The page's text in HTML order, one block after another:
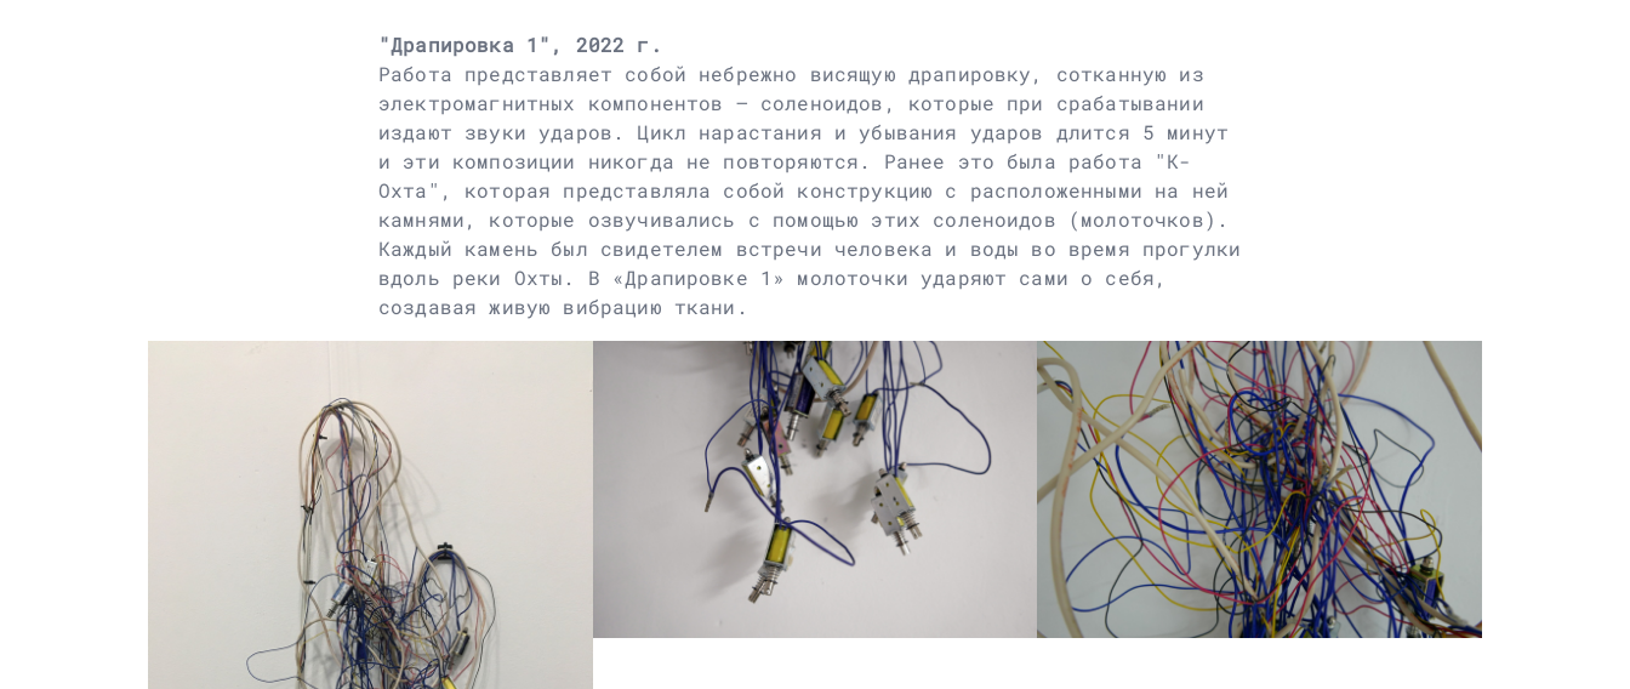
"Драпировка 1", 2022 г.
Работа представляет собой небрежно висящую драпировку, сотканную из
электромагнитных компонентов – соленоидов, которые при срабатывании
издают звуки ударов. Цикл нарастания и убывания ударов длится 5 минут
и эти композиции никогда не повторяются. Ранее это была работа "К-
Охта", которая представляла собой конструкцию с расположенными на ней
камнями, которые озвучивались с помощью этих соленоидов (молоточков).
Каждый камень был свидетелем встречи человека и воды во время прогулки
вдоль реки Охты. В «Драпировке 1» молоточки ударяют сами о себя,
создавая живую вибрацию ткани.